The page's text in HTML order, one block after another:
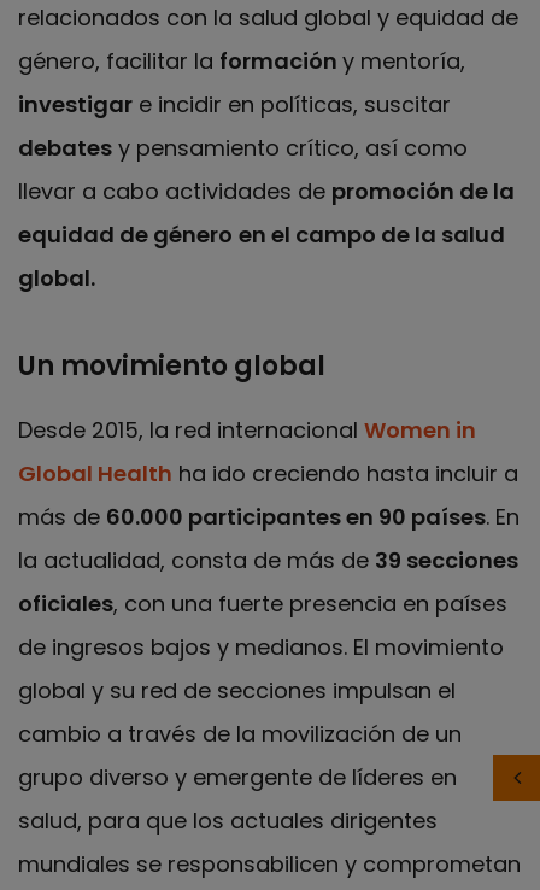
relacionados con la salud global y equidad de
género, facilitar la formación y mentoría,
investigar e incidir en políticas, suscitar
debates y pensamiento crítico, así como
llevar a cabo actividades de promoción de la
equidad de género en el campo de la salud
global.
Un movimiento global
Desde 2015, la red internacional Women in
Global Health ha ido creciendo hasta incluir a
más de 60.000 participantes en 90 países. En
la actualidad, consta de más de 39 secciones
oficiales, con una fuerte presencia en países
de ingresos bajos y medianos. El movimiento
global y su red de secciones impulsan el
cambio a través de la movilización de un
grupo diverso y emergente de líderes en
salud, para que los actuales dirigentes
mundiales se responsabilicen y comprometan